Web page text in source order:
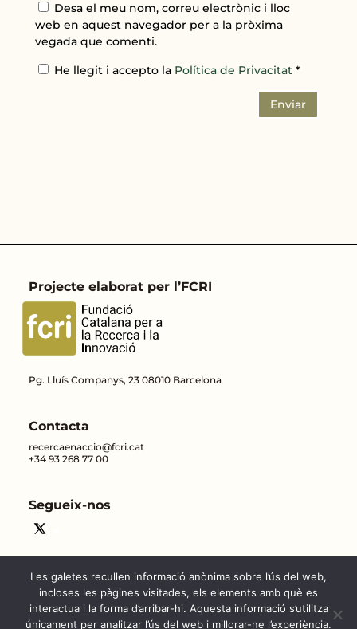
Desa el meu nom, correu electrònic i lloc
web en aquest navegador per a la pròxima
vegada que comenti.
He llegit i accepto la Política de Privacitat*
Enviar
Projecte elaborat per l’FCRI
Pg. Lluís Companys, 23 08010 Barcelona
Contacta
recercaenaccio@fcri.cat
+34 93 268 77 00
Segueix-nos
Les galetes recullen informació anònima sobre l’ús del web,
incloses les pàgines visitades, els elements amb què es
interactua i la forma d’arribar-hi. Aquesta informació s’utilitza
únicament per analitzar l’ús del web i millorar-ne l’experiència.